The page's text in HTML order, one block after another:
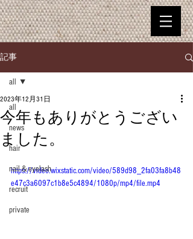
記事
all
news
hair
nail＆eyelash
recruit
private
all
今年もありがとうござい
ました。
2023年12月31日
https://video.wixstatic.com/video/589d98_2fa03fa8b48
e47c3a6097c1b8e5c4894/1080p/mp4/file.mp4